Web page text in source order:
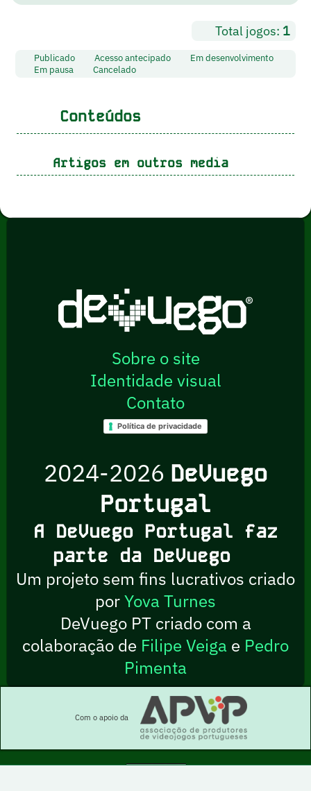
Total jogos: 1
Publicado Acesso antecipado
Em desenvolvimento
Em pausa
Cancelado
Conteúdos
Artigos em outros media
Sobre o site
Identidade visual
Contato
Política de privacidade
2024-2026 DeVuego
Portugal
A DeVuego Portugal faz
parte da DeVuego
Um projeto sem fins lucrativos criado
porYova Turnes
DeVuego PT criado com a
colaboração de Filipe Veiga e Pedro
Pimenta
Com o apoio da